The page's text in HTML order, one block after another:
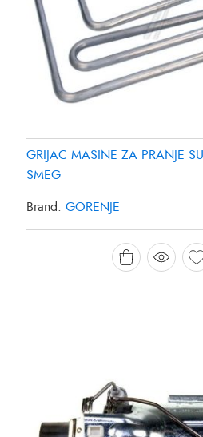
GRIJAC MASINE ZA PRANJE
SMEG
Brand: GORENJE